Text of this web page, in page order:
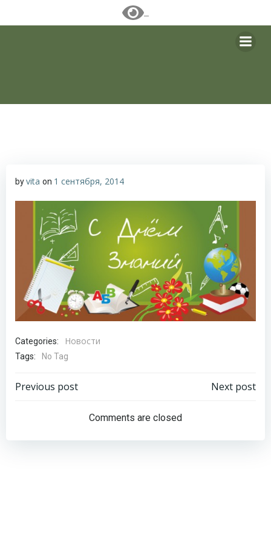
byvita on 1 сентября, 2014
Categories: Новости
Tags: No Tag
Навигация
записям
Previous post
Навигация
по
записям
Next post
Comments are closed